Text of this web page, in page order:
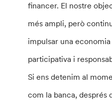
financer. El nostre
més ampli, però
impulsar una
participativa i
Si ens detenim al
com la banca, després